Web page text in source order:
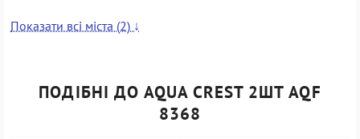
Показати всі міста (2) ↓
ПОДІБНІ ДО AQUA CREST 2ШТ AQF
8368